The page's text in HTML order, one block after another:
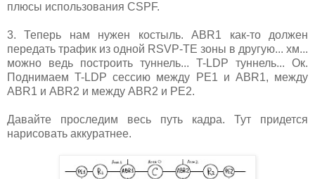
плюсы использования CSPF.
3. Теперь нам нужен костыль. ABR1 как-то должен
передать трафик из одной RSVP-TE зоны в другую... хм...
можно ведь построить туннель... T-LDP туннель... Ок.
Поднимаем T-LDP сессию между PE1 и ABR1, между
ABR1 и ABR2 и между ABR2 и PE2.
Давайте проследим весь путь кадра. Тут придется
нарисовать аккуратнее.